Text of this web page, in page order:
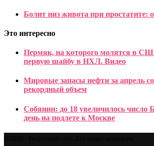
Болит низ живота при простатите:
Это интересно
Пермяк, на которого молятся в
первую шайбу в НХЛ. Видео
Мировые запасы нефти за апрель
рекордный объем
Собянин: до 18 увеличилось число
день на подлете к Москве